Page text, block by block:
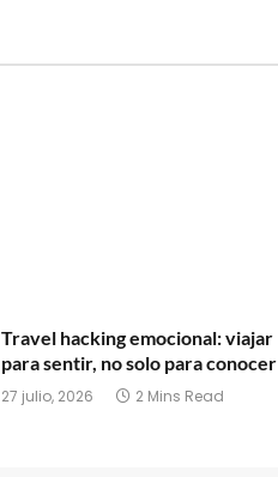
Travel hacking emocional: viajar
para sentir, no solo para conocer
27 julio, 2026 2 Mins Read